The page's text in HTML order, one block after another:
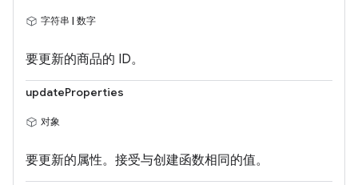
字符串 | 数字
要更新的商品的 ID。
updateProperties
对象
要更新的属性。接受与创建函数相同的值。